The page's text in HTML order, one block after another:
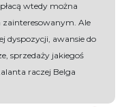
wtedy można
zainteresowanym. Ale
dyspozycji, awansie do
sprzedaży jakiegoś
raczej Belga